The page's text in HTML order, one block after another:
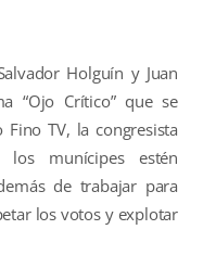
Holguín y Juan
“Ojo Crítico” que se
TV, la congresista
munícipes estén
de trabajar para
los votos y explotar